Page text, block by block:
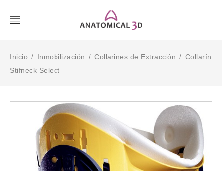
Inicio / Inmobilización / Collarines de Extracción / Collarín
Stifneck Select